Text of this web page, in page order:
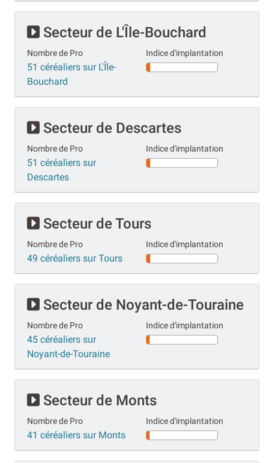
Secteur de L'Île-Bouchard
Nombre de Pro
51 céréaliers sur L'Île-
Bouchard
Indice d'implantation
Secteur de Descartes
Nombre de Pro
51 céréaliers sur
Descartes
Indice d'implantation
Secteur de Tours
Nombre de Pro
49 céréaliers sur Tours
Indice d'implantation
Secteur de Noyant-de-Touraine
Nombre de Pro
45 céréaliers sur
Noyant-de-Touraine
Indice d'implantation
Secteur de Monts
Nombre de Pro
41 céréaliers sur Monts
Indice d'implantation